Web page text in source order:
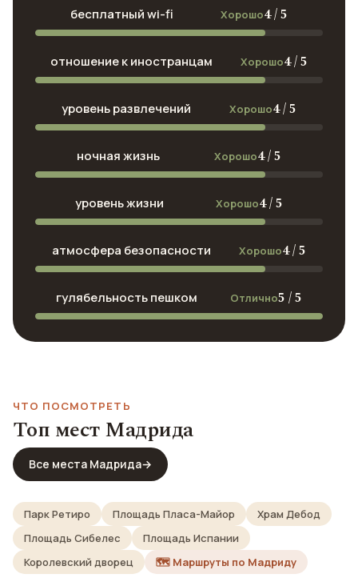
бесплатный wi-fi Хорошо4 / 5
отношение к иностранцам Хорошо4 / 5
уровень развлечений Хорошо4 / 5
ночная жизнь Хорошо4 / 5
уровень жизни Хорошо4 / 5
атмосфера безопасности Хорошо4 / 5
гулябельность пешком Отлично5 / 5
ЧТО ПОСМОТРЕТЬ
Топ мест Мадрида
Все места Мадрида→
Парк Ретиро Площадь Пласа-Майор
Храм Дебод
Площадь Сибелес
Площадь Испании
Королевский дворец
🗺️ Маршруты по Мадриду